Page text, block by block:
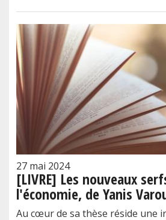
27 mai 2024
[LIVRE] Les nouveaux
l'économie, de Yanis
Au cœur de sa thèse réside une